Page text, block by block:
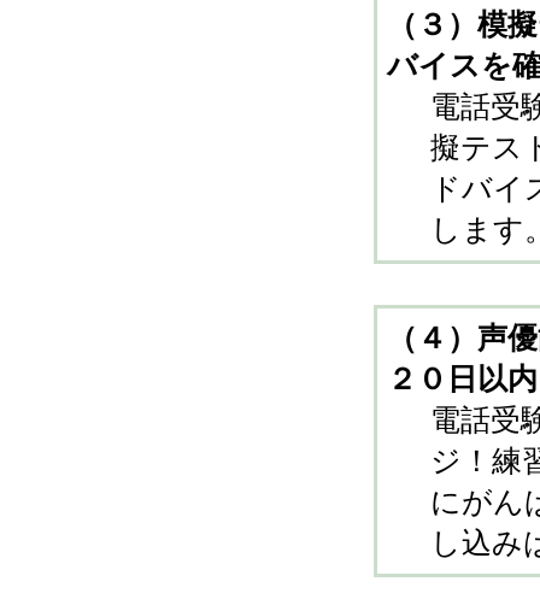
（３）模
バイスを
電話受
擬テス
ドバ
します
（４）声
２０日以
電話受
ジ！練
にがん
し込み